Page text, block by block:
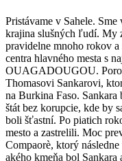
Pristávame v Sahele.
krajina slušných ľudí. My
pravidelne mnoho rokov
centra hlavného mesta s
OUAGADOUGOU.
Thomasovi Sankarovi,
na Burkina Faso.
štát bez korupcie, kde by
boli šťastní. Po piatich
mesto a zastrelili. Moc
Compaorè, ktorý
akého kmeňa bol